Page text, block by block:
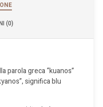
(0)
parola greca “kuanos”
significa blu